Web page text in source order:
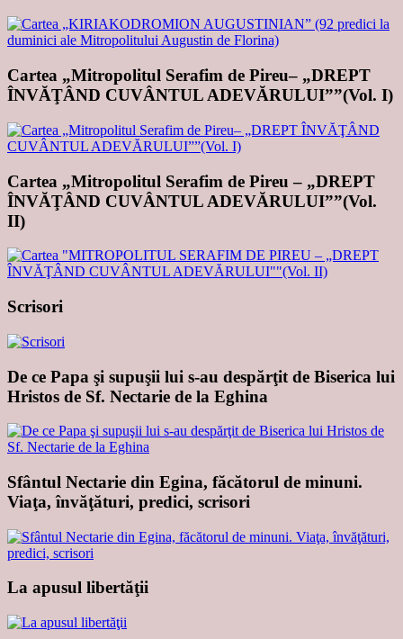
Cartea „Mitropolitul Serafim de Pireu– „DREPT
ÎNVĂŢÂND CUVÂNTUL ADEVĂRULUI””(Vol. I)
Cartea „Mitropolitul Serafim de Pireu – „DREPT
ÎNVĂŢÂND CUVÂNTUL ADEVĂRULUI””(Vol.
II)
Scrisori
De ce Papa şi supuşii lui s-au despărţit de Biserica lui
Hristos de Sf. Nectarie de la Eghina
Sfântul Nectarie din Egina, făcătorul de minuni.
Viaţa, învăţături, predici, scrisori
La apusul libertăţii